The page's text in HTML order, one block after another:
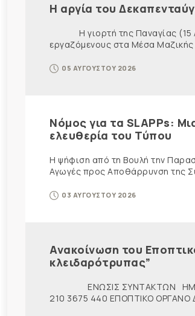
Η αργία του
Η γιορτή της Παναγίας (15
εργαζόμενους στα Μέσα
05 ΑΥΓΟΥΣΤΟΥ 2026
Νόμος για τα SLAPPs:
ελευθερία του Τύπου
Η ψήφιση από τη Βουλή την
Αγωγές προς Αποθάρρυνση της
03 ΑΥΓΟΥΣΤΟΥ 2026
Ανακοίνωση του
κλειδαρότρυπας”
ΕΝΩΣΙΣ ΣΥΝΤΑΚΤΩΝ
210 3675 440 ΕΠΟΠΤΙΚΟ ΟΡΓΑΝΟ